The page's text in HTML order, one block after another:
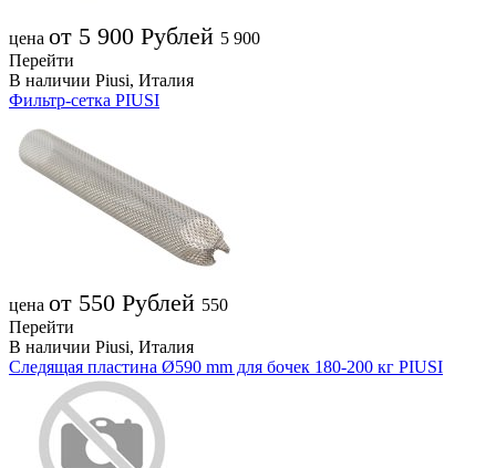
цена от 5 900 Рублей 5 900
Перейти
В наличии Piusi, Италия
Фильтр-сетка PIUSI
цена от 550 Рублей 550
Перейти
В наличии Piusi, Италия
Следящая пластина Ø590 mm для бочек 180-200 кг PIUSI